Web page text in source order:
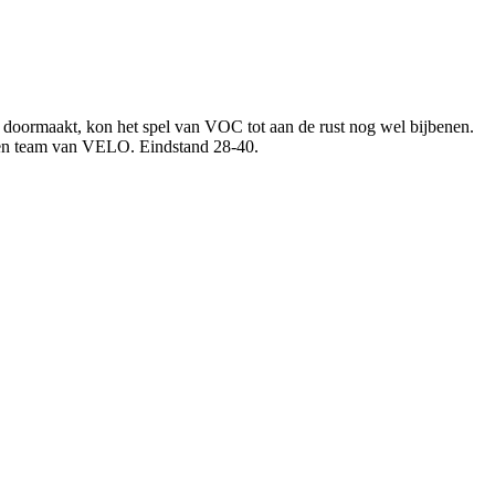
kon het spel van VOC tot aan de rust nog wel bijbenen.
team van VELO. Eindstand 28-40.